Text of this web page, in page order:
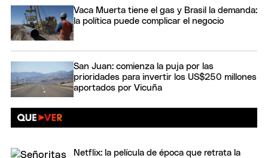
Vaca Muerta tiene el gas y Brasil la demanda:
la política puede complicar el negocio
San Juan: comienza la puja por las
prioridades para invertir los US$250 millones
aportados por Vicuña
Netflix: la película de época que retrata la